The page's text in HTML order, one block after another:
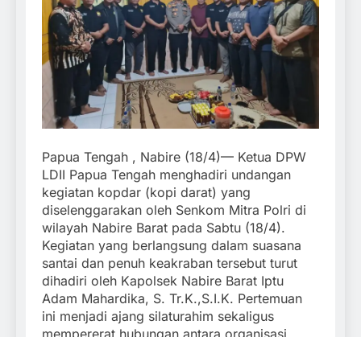
Papua Tengah , Nabire (18/4)— Ketua DPW
LDII Papua Tengah menghadiri undangan
kegiatan kopdar (kopi darat) yang
diselenggarakan oleh Senkom Mitra Polri di
wilayah Nabire Barat pada Sabtu (18/4).
Kegiatan yang berlangsung dalam suasana
santai dan penuh keakraban tersebut turut
dihadiri oleh Kapolsek Nabire Barat Iptu
Adam Mahardika, S. Tr.K.,S.I.K. Pertemuan
ini menjadi ajang silaturahim sekaligus
mempererat hubungan antara organisasi